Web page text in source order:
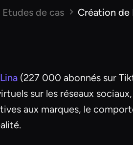
Etudes de cas Création de
(227 000 abonnés sur
sur les réseaux
aux marques, le